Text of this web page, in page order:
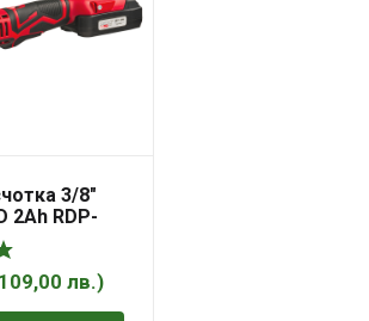
3/8″
2Ah RDP-
лв.)